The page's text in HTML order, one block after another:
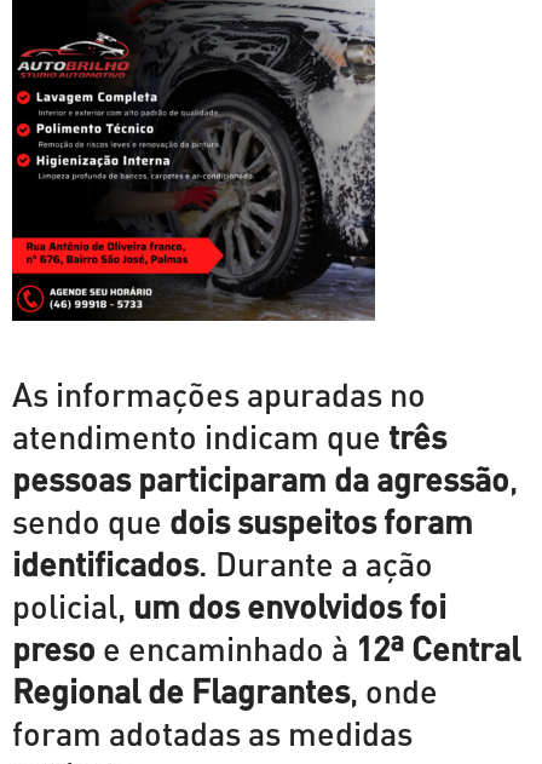
As informações apuradas no
atendimento indicam que três
pessoas participaram da agressão,
sendo que dois suspeitos foram
identificados. Durante a ação
policial, um dos envolvidos foi
preso e encaminhado à 12ª Central
Regional de Flagrantes, onde
foram adotadas as medidas